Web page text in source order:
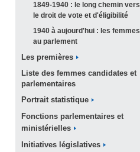
1849-1940 : le long chemin vers
le droit de vote et d'éligibilité
1940 à aujourd'hui : les femmes
au parlement
Les premières
Liste des femmes candidates et
parlementaires
Portrait statistique
Fonctions parlementaires et
ministérielles
Initiatives législatives